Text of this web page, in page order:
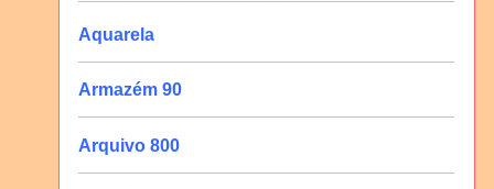
Aquarela
Armazém 90
Arquivo 800